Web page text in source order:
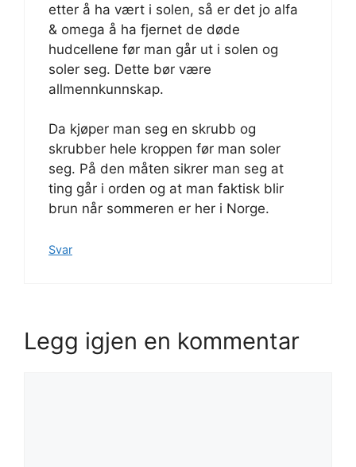
etter å ha vært i solen, så er det jo alfa
& omega å ha fjernet de døde
hudcellene før man går ut i solen og
soler seg. Dette bør være
allmennkunnskap.
Da kjøper man seg en skrubb og
skrubber hele kroppen før man soler
seg. På den måten sikrer man seg at
ting går i orden og at man faktisk blir
brun når sommeren er her i Norge.
Svar
Legg igjen en kommentar